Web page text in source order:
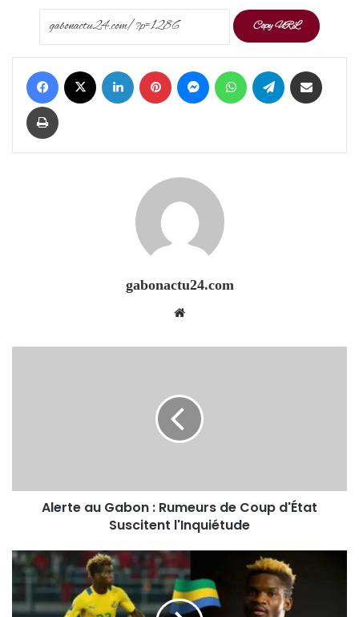
Copy URL
Facebook LinkedIn Pinterest Messenger WhatsApp Telegram
Print
gabonactu24.com
Alerte au Gabon : Rumeurs de Coup d'État
Suscitent l'Inquiétude